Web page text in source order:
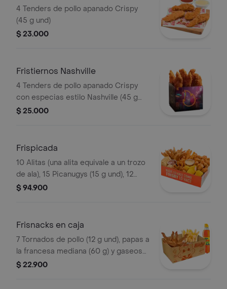
4 Tenders de pollo apanado Crispy
(45 g und)
$ 23.000
Fristiernos Nashville
4 Tenders de pollo apanado Crispy
con especias estilo Nashville (45 g
und), sirope de miel picante. Imagen
$ 25.000
Frispicada
10 Alitas (una alita equivale a un trozo
de ala), 15 Picanugys (15 g und), 12
tornados de pollo (12 g und), 15
$ 94.900
Frisnacks en caja
7 Tornados de pollo (12 g und), papas a
la francesa mediana (60 g) y gaseosa
(470 ml)
$ 22.900